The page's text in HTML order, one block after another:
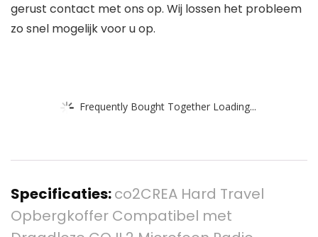
gerust contact met ons op. Wij lossen het probleem
zo snel mogelijk voor u op.
Frequently Bought Together Loading...
Specificaties:co2CREA Hard Travel
Opbergkoffer Compatibel met